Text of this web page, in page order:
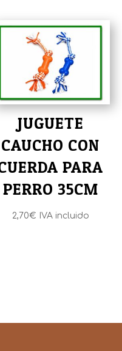
JUGUETE
CAUCHO CON
PARA
PERRO 35CM
2,70€ IVA incluido